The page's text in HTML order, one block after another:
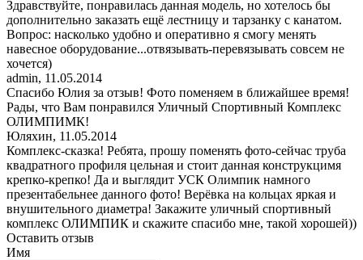
Здравствуйте, понравилась данная модель, но хотелось бы
дополнительно заказать ещё лестницу и тарзанку с канатом.
Вопрос: насколько удобно и оперативно я смогу менять
навесное оборудование...отвязывать-перевязывать совсем не
хочется)
admin, 11.05.2014
Спасибо Юлия за отзыв! Фото поменяем в ближайшее время!
Рады, что Вам понравился Уличный Спортивный Комплекс
ОЛИМПИМК!
Юляхин, 11.05.2014
Комплекс-сказка! Ребята, прошу поменять фото-сейчас труба
квадратного профиля цельная и стоит данная конструкцимя
крепко-крепко! Да и выглядит УСК Олимпик намного
презентабельнее данного фото! Верёвка на кольцах яркая и
внушительного диаметра! Закажите уличный спортивный
комплекс ОЛИМПИК и скажите спасибо мне, такой хорошей))
Оставить отзыв
Имя